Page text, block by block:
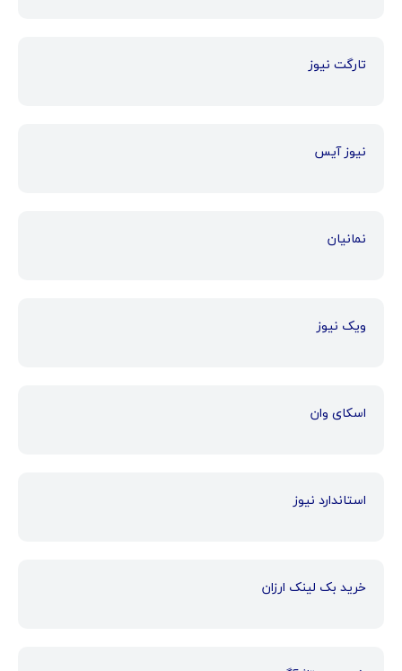
تارگت نیوز
نیوز آیس
نمانیان
ویک نیوز
اسکای وان
استاندارد نیوز
خرید بک لینک ارزان